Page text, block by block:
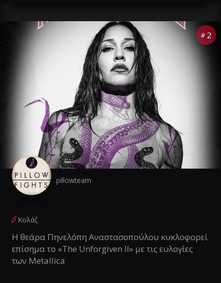
# 2
pillowteam
Κολάζ
Η θεάρα Πηνελόπη Αναστασοπούλου κυκλοφορεί
επίσημα το «The Unforgiven II» με τις ευλογίες
των Metallica